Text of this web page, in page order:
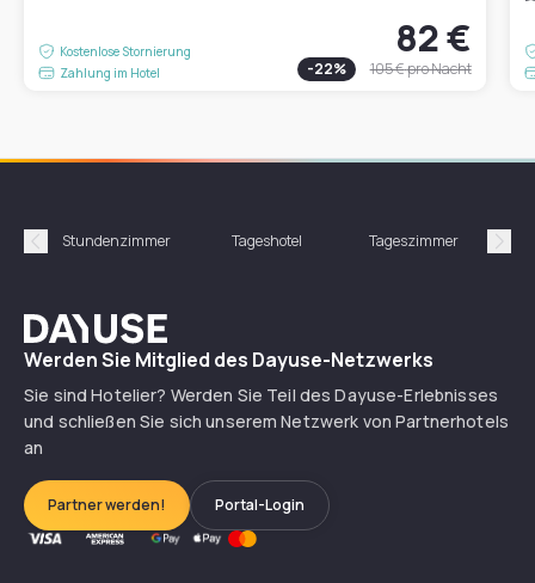
Kostenlose Stornierung
Zahlung im Hotel
82 €
-22% 105 €pro Nacht
Précédent
Stundenzimmer Tageshotel Tageszimmer
Dayuse
Werden Sie Mitglied des Dayuse-Netzwerks
Sie sind Hotelier? Werden Sie Teil des Dayuse-Erlebnisses
und schließen Sie sich unserem Netzwerk von Partnerhotels
an
Partner werden! Portal-Login